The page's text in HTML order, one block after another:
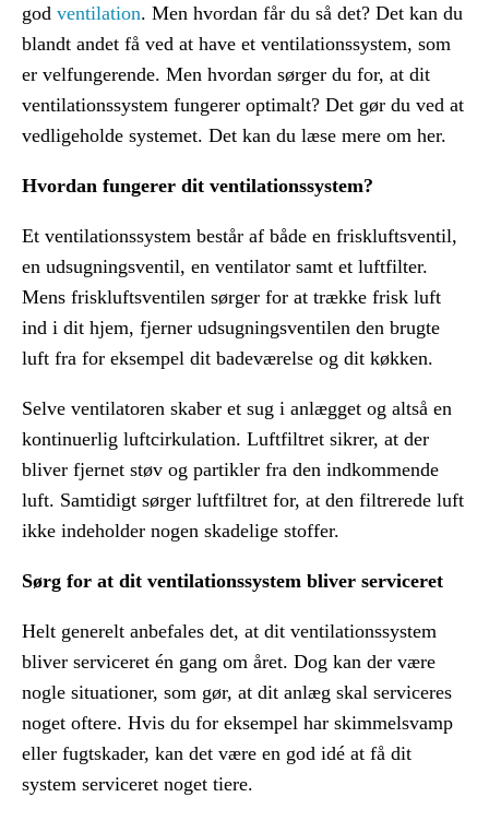
god ventilation. Men hvordan får du så det? Det kan du
blandt andet få ved at have et ventilationssystem, som
er velfungerende. Men hvordan sørger du for, at dit
ventilationssystem fungerer optimalt? Det gør du ved at
vedligeholde systemet. Det kan du læse mere om her.
Hvordan fungerer dit ventilationssystem?
Et ventilationssystem består af både en friskluftsventil,
en udsugningsventil, en ventilator samt et luftfilter.
Mens friskluftsventilen sørger for at trække frisk luft
ind i dit hjem, fjerner udsugningsventilen den brugte
luft fra for eksempel dit badeværelse og dit køkken.
Selve ventilatoren skaber et sug i anlægget og altså en
kontinuerlig luftcirkulation. Luftfiltret sikrer, at der
bliver fjernet støv og partikler fra den indkommende
luft. Samtidigt sørger luftfiltret for, at den filtrerede luft
ikke indeholder nogen skadelige stoffer.
Sørg for at dit ventilationssystem bliver serviceret
Helt generelt anbefales det, at dit ventilationssystem
bliver serviceret én gang om året. Dog kan der være
nogle situationer, som gør, at dit anlæg skal serviceres
noget oftere. Hvis du for eksempel har skimmelsvamp
eller fugtskader, kan det være en god idé at få dit
system serviceret noget tiere.